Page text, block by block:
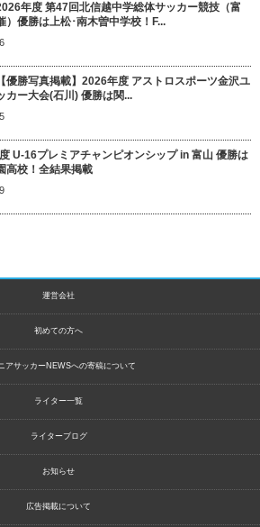
年度 第47回北信越中学総体サッカー競技（富
）優勝は上松･南木曽中学校！F...
優勝写真掲載】2026年度 アストロスポーツ金沢ユ
カー大会(石川) 優勝は関...
U-16プレミアチャンピオンシップ in 富山 優勝は
高校！全結果掲載
運営会社
初めての方へ
アサッカーNEWSへの寄稿について
ライター一覧
ライターブログ
お知らせ
広告掲載について